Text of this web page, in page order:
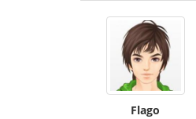
Flago